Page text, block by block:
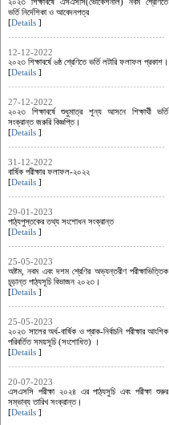
ভর্তি নির্দেশিকা ও আবেদনপত্র
[Details ]
12-12-2022
২০২৩ শিক্ষাবর্ষে ৬ষ্ঠ শ্রেণিতে ভর্তি লটারি ফলাফল প্রকাশ।
[Details ]
27-12-2022
২০২৩ শিক্ষাবর্ষে শুধুমাত্র শূন্য আসনে শিক্ষার্থী ভর্তি
সংক্রান্ত জরুরি বিজ্ঞপ্তি।
[Details ]
31-12-2022
বার্ষিক পরীক্ষার ফলাফল-২০২২
[Details ]
29-01-2023
পাঠ্যপুস্তকের তথ্য সংশোধন সংক্রান্ত
[Details ]
25-05-2023
অষ্টম, নবম এবং দশম শ্রেণির অভ্যন্তরীণ পরীক্ষাভিত্তিক
চূড়ান্ত পাঠ্যসূচি বিভাজন ২০২৩।
[Details ]
25-05-2023
২০২৩ সালের অর্ধ-বার্ষিক ও প্রাক-নির্বাচনি পরীক্ষার আংশিক
পরিবর্তিত সময়সূচি (সংশোধিত) ।
[Details ]
20-07-2023
এসএসসি পরীক্ষা ২০২৪ এর পাঠ্যসুচি এবং পরীক্ষা শুরুর
সম্ভাব্য তারিখ সংক্রান্ত।
[Details ]